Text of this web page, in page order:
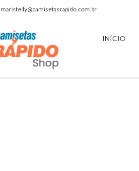
maristelly@camisetasrapido.com.br
INÍCIO